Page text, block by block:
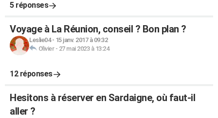
5 réponses
Voyage à La Réunion, conseil ? Bon plan ?
Leslie04- 15 janv. 2017 à 09:32
Olivier- 27 mai 2023 à 13:24
12 réponses
Hesitons à réserver en Sardaigne, où faut-il
aller ?